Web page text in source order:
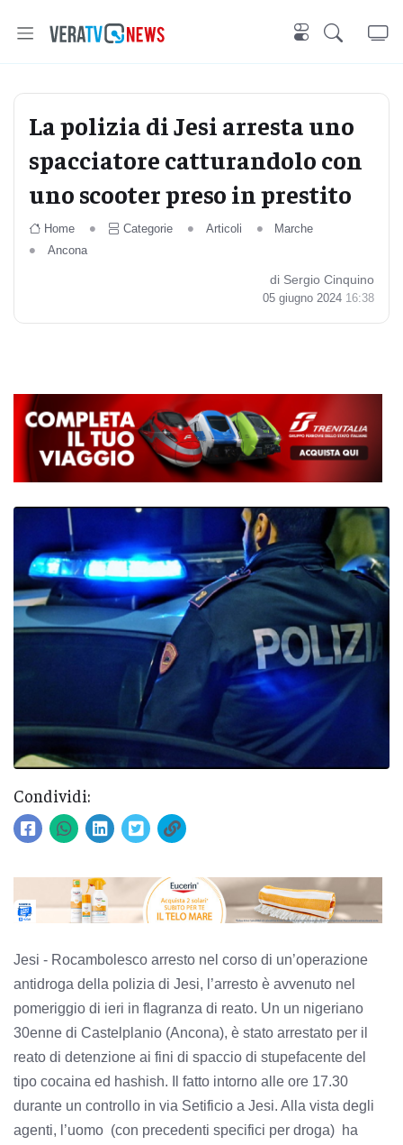
La polizia di Jesi arresta uno
spacciatore catturandolo con
uno scooter preso in prestito
Home Categorie Articoli
Marche
Ancona
di Sergio Cinquino
05 giugno 2024 16:38
Condividi:
Jesi - Rocambolesco arresto nel corso di un’operazione
antidroga della polizia di Jesi, l’arresto è avvenuto nel
pomeriggio di ieri in flagranza di reato. Un un nigeriano
30enne di Castelplanio (Ancona), è stato arrestato per il
reato di detenzione ai fini di spaccio di stupefacente del
tipo cocaina ed hashish. Il fatto intorno alle ore 17.30
durante un controllo in via Setificio a Jesi. Alla vista degli
agenti, l’uomo (con precedenti specifici per droga) ha